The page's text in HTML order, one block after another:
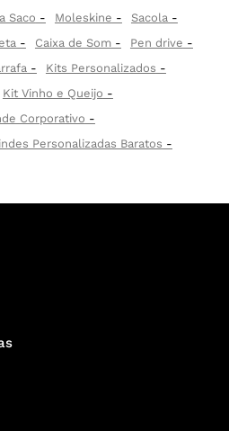
Saco Moleskine
Sacola
Caixa de Som
Pen drive
Kits Personalizados
Kit Vinho e Queijo
Corporativo
Personalizadas Baratos